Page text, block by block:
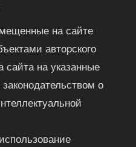
на сайте
авторского
сайта на указанные
о